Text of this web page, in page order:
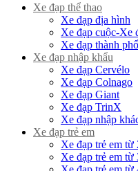
Xe đạp thể thao
Xe đạp địa hình
Xe đạp cuộc-Xe
Xe đạp thành phố
Xe đạp nhập khẩu
Xe đạp Cervélo
Xe đạp Colnago
Xe đạp Giant
Xe đạp TrinX
Xe đạp nhập
Xe đạp trẻ em
Xe đạp trẻ em từ
Xe đạp trẻ em từ